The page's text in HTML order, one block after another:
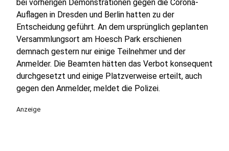
bei vorherigen Demonstrationen gegen die Corona-
Auflagen in Dresden und Berlin hatten zu der
Entscheidung geführt. An dem ursprünglich geplanten
Versammlungsort am Hoesch Park erschienen
demnach gestern nur einige Teilnehmer und der
Anmelder. Die Beamten hätten das Verbot konsequent
durchgesetzt und einige Platzverweise erteilt, auch
gegen den Anmelder, meldet die Polizei.
Anzeige